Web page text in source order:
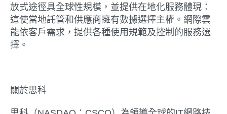
放式途徑具全球性規模，並提供在地化服務體現：
這使當地託管和供應商擁有數據選擇主權。網際雲
能依客戶需求，提供各種使用規範及控制的服務選
擇。
關於思科